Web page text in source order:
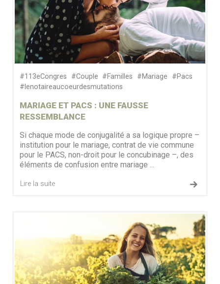
#113eCongres #Couple #Familles #Mariage
#Pacs
#lenotaireaucoeurdesmutations
MARIAGE ET PACS : UNE FAUSSE
RESSEMBLANCE
Si chaque mode de conjugalité a sa logique propre –
institution pour le mariage, contrat de vie commune
pour le PACS, non-droit pour le concubinage –, des
éléments de confusion entre mariage ...
Lire la suite